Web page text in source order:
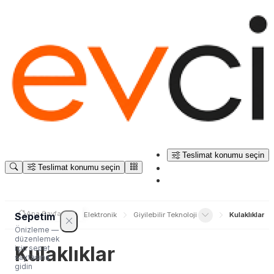
Teslimat konumu seçin
Teslimat konumu seçin
Sepetim
Önizleme —
düzenlemek
için sepet
sayfasına
gidin
Ana Sayfa Elektronik Giyilebilir Teknoloji Kulaklıklar
Kulaklıklar